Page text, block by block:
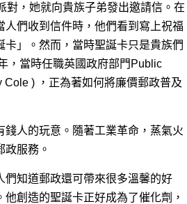
對，她就向貴族子弟發出邀請信。在
們收到信件時，他們看到寫上祝福
」。然而，當時聖誕卡只是貴族們
，當時任職英國政府部門Public
) ，正為著如何將廉價郵政普及
人的玩意。隨著工業革命，蒸氣火
服務。
知道郵政還可帶來很多溫馨的好
創造的聖誕卡正好成為了催化劑，